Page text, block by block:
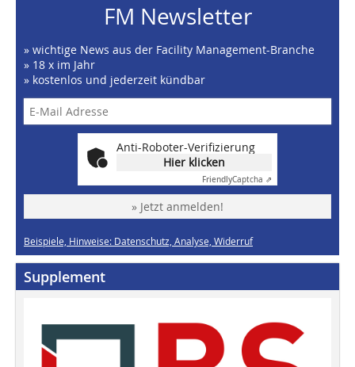
FM Newsletter
» wichtige News aus der Facility Management-Branche
» 18 x im Jahr
» kostenlos und jederzeit kündbar
Anti-Roboter-Verifizierung
Hier klicken
FriendlyCaptcha ⇗
» Jetzt anmelden!
Beispiele, Hinweise: Datenschutz, Analyse, Widerruf
Supplement